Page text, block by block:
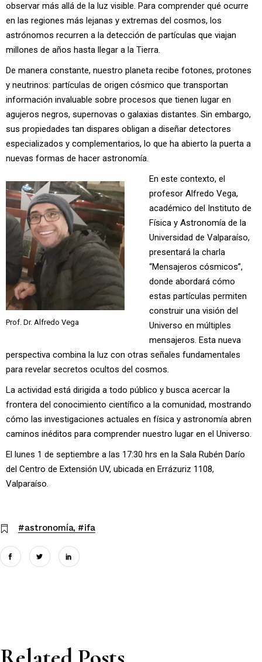
observar más allá de la luz visible. Para comprender qué ocurre
en las regiones más lejanas y extremas del cosmos, los
astrónomos recurren a la detección de partículas que viajan
millones de años hasta llegar a la Tierra.
De manera constante, nuestro planeta recibe fotones, protones
y neutrinos: partículas de origen cósmico que transportan
información invaluable sobre procesos que tienen lugar en
agujeros negros, supernovas o galaxias distantes. Sin embargo,
sus propiedades tan dispares obligan a diseñar detectores
especializados y complementarios, lo que ha abierto la puerta a
nuevas formas de hacer astronomía.
Prof. Dr. Alfredo Vega
En este contexto, el
profesor Alfredo Vega,
académico del Instituto de
Física y Astronomía de la
Universidad de Valparaíso,
presentará la charla
“Mensajeros cósmicos”,
donde abordará cómo
estas partículas permiten
construir una visión del
Universo en múltiples
mensajeros. Esta nueva
perspectiva combina la luz con otras señales fundamentales
para revelar secretos ocultos del cosmos.
La actividad está dirigida a todo público y busca acercar la
frontera del conocimiento científico a la comunidad, mostrando
cómo las investigaciones actuales en física y astronomía abren
caminos inéditos para comprender nuestro lugar en el Universo.
El lunes 1 de septiembre a las 17:30 hrs en la Sala Rubén Darío
del Centro de Extensión UV, ubicada en Errázuriz 1108,
Valparaíso.
#astronomía #ifa